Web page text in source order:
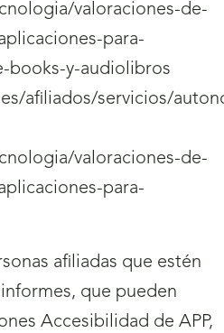
valoraciones-de-
para-
books-y-audiolibros
afiliados/servicios/
valoraciones-de-
para-
afiliadas que estén
que pueden
Accesibilidad de APP,